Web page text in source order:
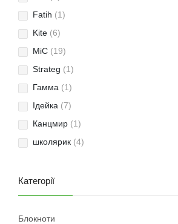
Fatih (1)
Kite (6)
MiC (19)
Strateg (1)
Гамма (1)
Ідейка (7)
Канцмир (1)
школярик (4)
Категорії
Блокноти